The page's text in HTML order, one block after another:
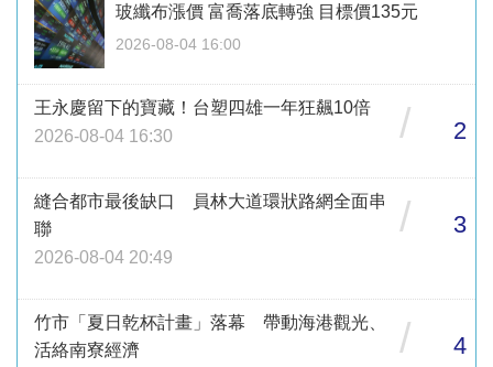
玻纖布漲價 富喬落底轉強 目標價135元
2026-08-04 16:00
王永慶留下的寶藏！台塑四雄一年狂飆10倍
2026-08-04 16:30
/ 2
縫合都市最後缺口 員林大道環狀路網全面串
聯
2026-08-04 20:49
/ 3
竹市「夏日乾杯計畫」落幕 帶動海港觀光、
活絡南寮經濟
/ 4